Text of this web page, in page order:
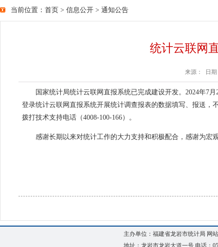
当前位置： 首页 > 信息公开 > 通知公告
统计云联网
来源： 日期
国家统计局统计云联网直报系统已完成建设开发。2024年7月
登录统计云联网直报系统开展统计调查报表的数据填写、报送
拨打技术支持电话（4008-100-166）。
感谢长期以来对统计工作的大力支持和积极配合，感谢为宏